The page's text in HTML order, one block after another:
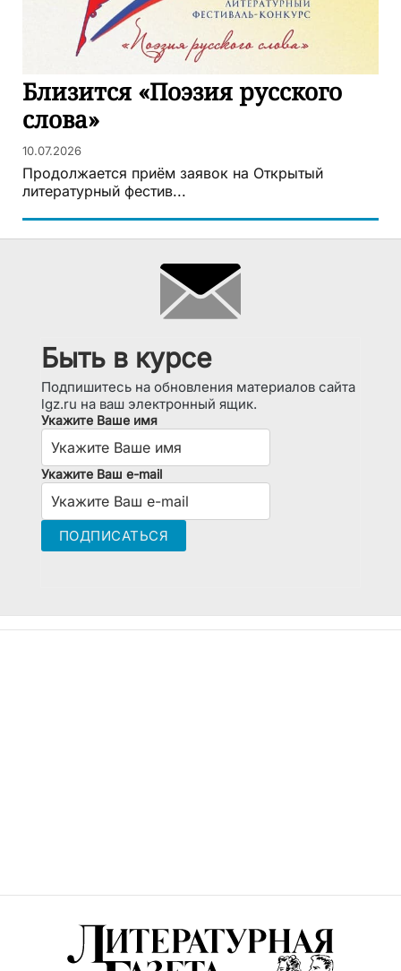
Близится «Поэзия русского
слова»
10.07.2026
Продолжается приём заявок на Открытый
литературный фестив...
Быть в курсе
Подпишитесь на обновления материалов сайта
lgz.ru на ваш электронный ящик.
Укажите Ваше имя
Укажите Ваш e-mail